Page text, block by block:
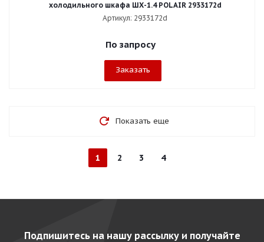
холодильного шкафа ШХ-1.4 POLAIR 2933172d
Артикул: 2933172d
По запросу
Заказать
Показать еще
1 2 3 4
Подпишитесь на нашу рассылку и получайте